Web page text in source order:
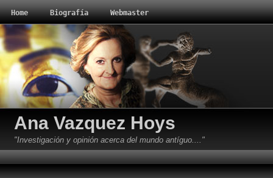
Home Biografía Webmaster
Ana Vazquez Hoys
"Investigación y opinión acerca del mundo antíguo...."